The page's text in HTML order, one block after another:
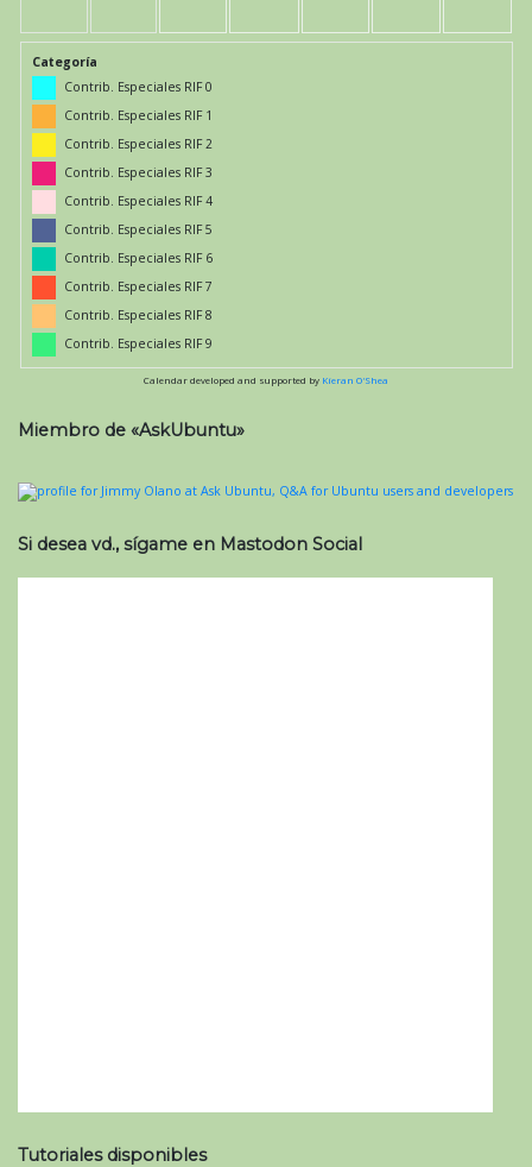
Categoría
Contrib. Especiales RIF 0
Contrib. Especiales RIF 1
Contrib. Especiales RIF 2
Contrib. Especiales RIF 3
Contrib. Especiales RIF 4
Contrib. Especiales RIF 5
Contrib. Especiales RIF 6
Contrib. Especiales RIF 7
Contrib. Especiales RIF 8
Contrib. Especiales RIF 9
Calendar developed and supported by Kieran O'Shea
Miembro de «AskUbuntu»
Si desea vd., sígame en Mastodon Social
Tutoriales disponibles